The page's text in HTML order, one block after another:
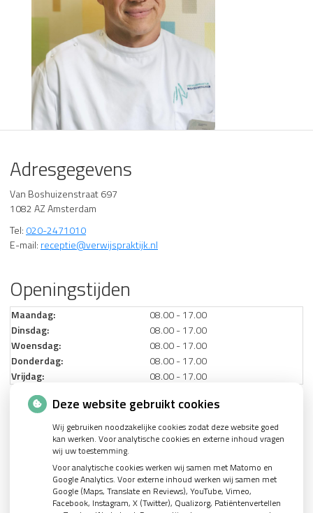
Adresgegevens
Van Boshuizenstraat 697
1082 AZ Amsterdam
Tel: 020-2471010
E-mail: receptie@verwijspraktijk.nl
Openingstijden
Maandag:
08.00 - 17.00
Dinsdag:
08.00 - 17.00
Woensdag:
08.00 - 17.00
Donderdag:
08.00 - 17.00
Vrijdag:
08.00 - 17.00
Nieuws
Let op: valse Infomedics-mails over openstaande rekening
Tanden bleken? Laat het veilig doen!
Gezond tandvlees: de basis voor een gezonde mond
Deze website gebruikt cookies
Wij gebruiken noodzakelijke cookies zodat deze website goed
kan werken. Voor analytische cookies en externe inhoud vragen
wij uw toestemming.
Voor analytische cookies werken wij samen met Matomo en
Google Analytics. Voor externe inhoud werken wij samen met
Google (Maps, Translate en Reviews), YouTube, Vimeo,
Facebook, Instagram, X (Twitter), Qualizorg, Patiëntenvertellen